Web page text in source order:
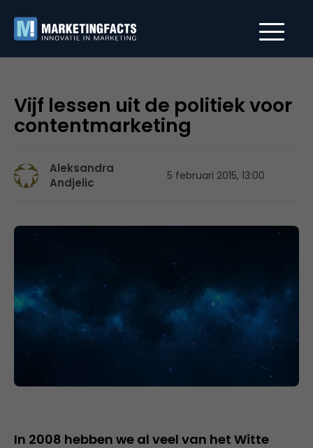
Vijf lessen uit de politiek voor
contentmarketing
Aleksandra
Andjelic
5 februari 2015, 13:00
In 2008 hebben we al veel van het Witte